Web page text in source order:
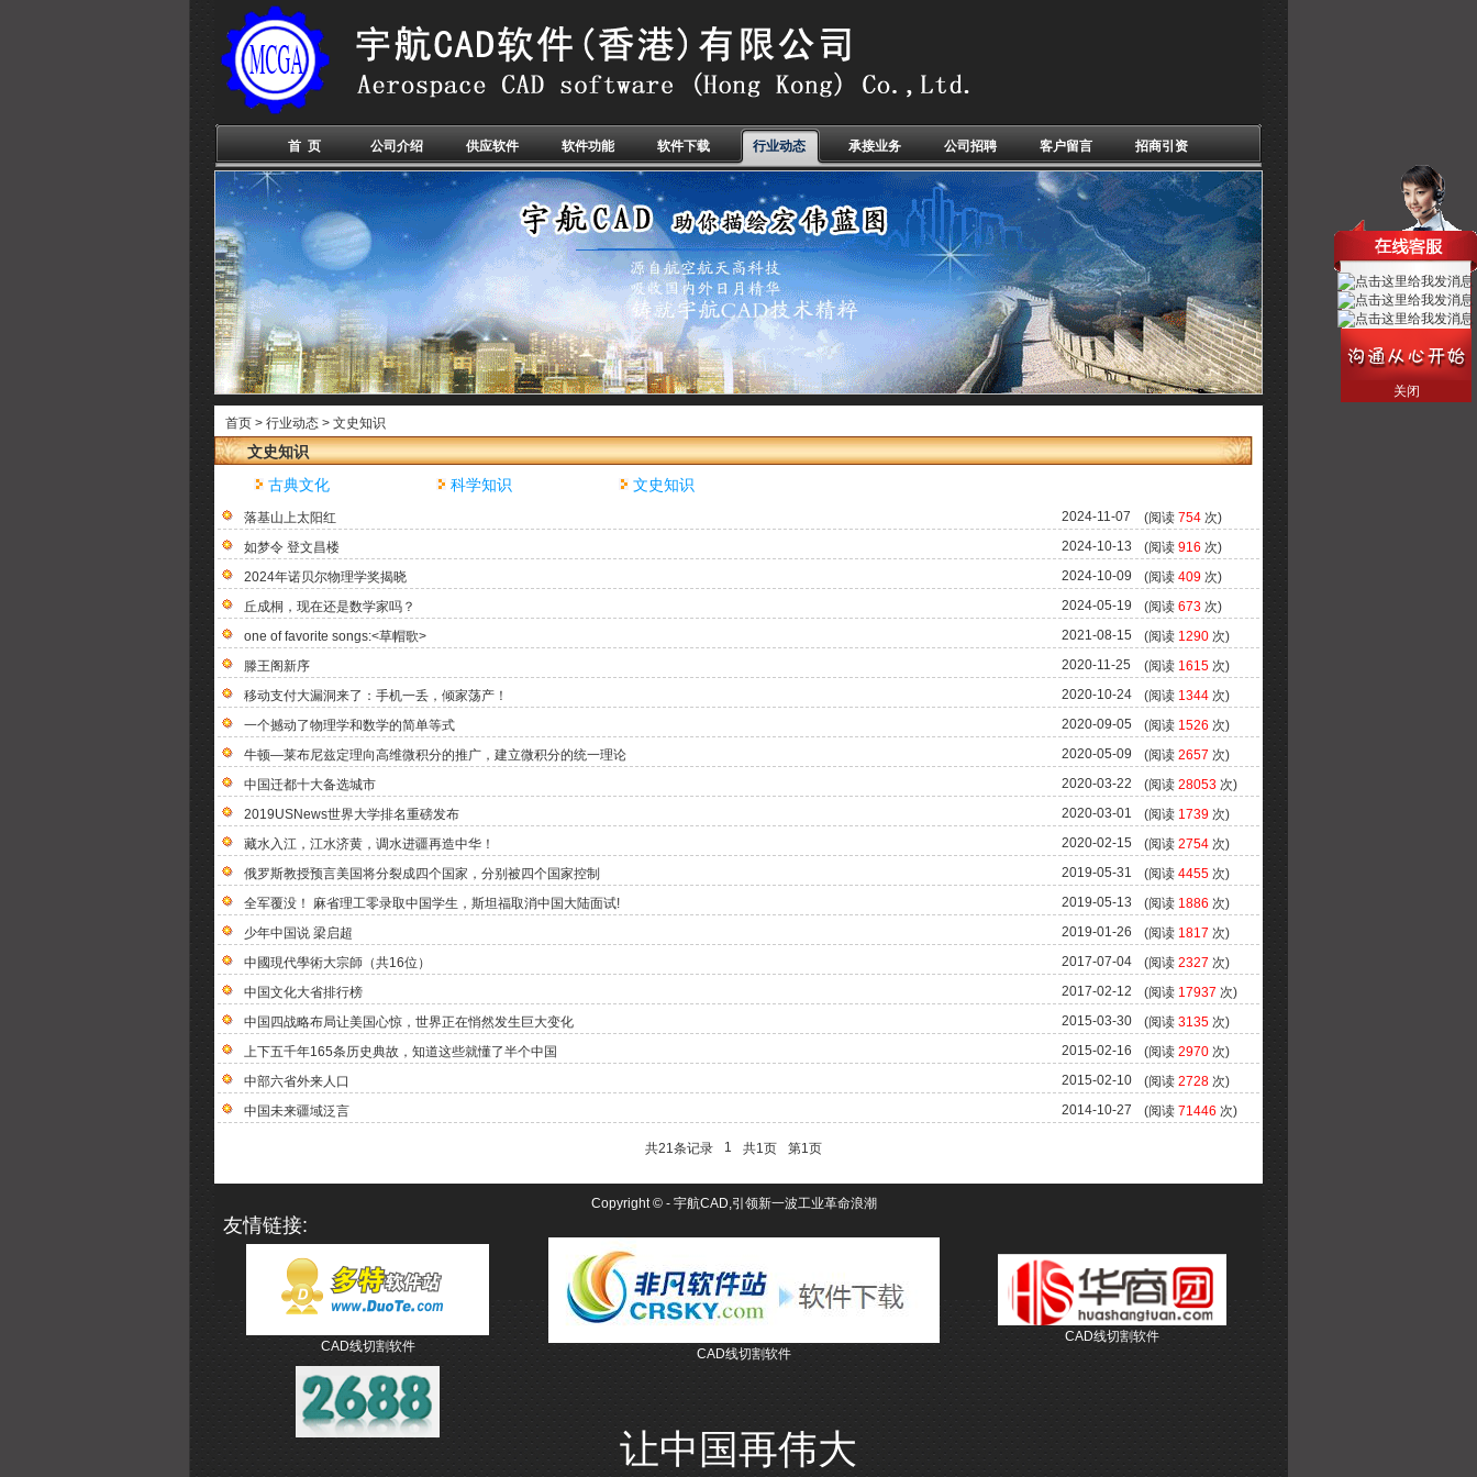
首 页 公司介绍 供应软件 软件功能 软件下载 行业动态 承接业务 公司招聘 客户留言 招商引资
首页 > 行业动态 > 文史知识
文史知识
古典文化
科学知识 文史知识
落基山上太阳红 (阅读 754 次)
2024-11-07
如梦令 登文昌楼
(阅读 916 次)
2024-10-13
2024年诺贝尔物理学奖揭晓
(阅读 409 次)
2024-10-09
丘成桐，现在还是数学家吗？
(阅读 673 次)
2024-05-19
one of favorite songs:<草帽歌>
(阅读 1290 次)
2021-08-15
滕王阁新序
(阅读 1615 次)
2020-11-25
移动支付大漏洞来了：手机一丢，倾家荡产！
(阅读 1344 次)
2020-10-24
一个撼动了物理学和数学的简单等式
(阅读 1526 次)
2020-09-05
牛顿—莱布尼兹定理向高维微积分的推广，建立微积分的统一理论
(阅读 2657 次)
2020-05-09
中国迁都十大备选城市
(阅读 28053 次)
2020-03-22
2019USNews世界大学排名重磅发布
(阅读 1739 次)
2020-03-01
藏水入江，江水济黄，调水进疆再造中华！
(阅读 2754 次)
2020-02-15
俄罗斯教授预言美国将分裂成四个国家，分别被四个国家控制
(阅读 4455 次)
2019-05-31
全军覆没！ 麻省理工零录取中国学生，斯坦福取消中国大陆面试!
(阅读 1886 次)
2019-05-13
少年中国说 梁启超
(阅读 1817 次)
2019-01-26
中國現代學術大宗師（共16位）
(阅读 2327 次)
2017-07-04
中国文化大省排行榜
(阅读 17937 次)
2017-02-12
中国四战略布局让美国心惊，世界正在悄然发生巨大变化
(阅读 3135 次)
2015-03-30
上下五千年165条历史典故，知道这些就懂了半个中国
(阅读 2970 次)
2015-02-16
中部六省外来人口
(阅读 2728 次)
2015-02-10
中国未来疆域泛言
(阅读 71446 次)
2014-10-27
共21条记录 1 共1页 第1页
Copyright © - 宇航CAD,引领新一波工业革命浪潮
友情链接:
CAD线切割软件 CAD线切割软件
CAD线切割软件
让中国再伟大
关闭